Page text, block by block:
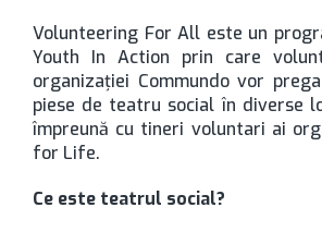
Volunteering For All este un
Youth In Action prin care
organizaţiei Commundo vor
piese de teatru social în diverse
împreună cu tineri voluntari ai
for Life.
Ce este teatrul social?